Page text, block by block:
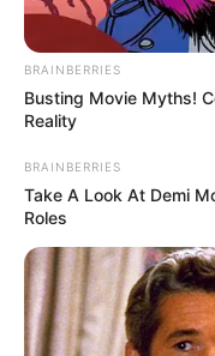
BRAINBERRIES
Busting Movie Myths!
Reality
BRAINBERRIES
Take A Look At Demi
Roles